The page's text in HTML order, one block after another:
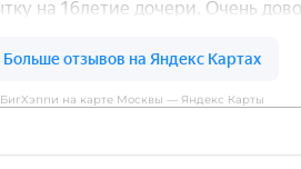
БигХэппи на карте Москвы — Яндекс Карты